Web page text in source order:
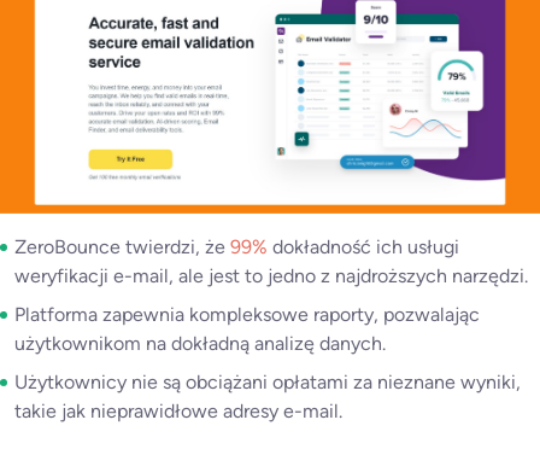
ZeroBounce twierdzi, że 99% dokładność ich usługi
weryfikacji e-mail, ale jest to jedno z najdroższych narzędzi.
Platforma zapewnia kompleksowe raporty, pozwalając
użytkownikom na dokładną analizę danych.
Użytkownicy nie są obciążani opłatami za nieznane wyniki,
takie jak nieprawidłowe adresy e-mail.